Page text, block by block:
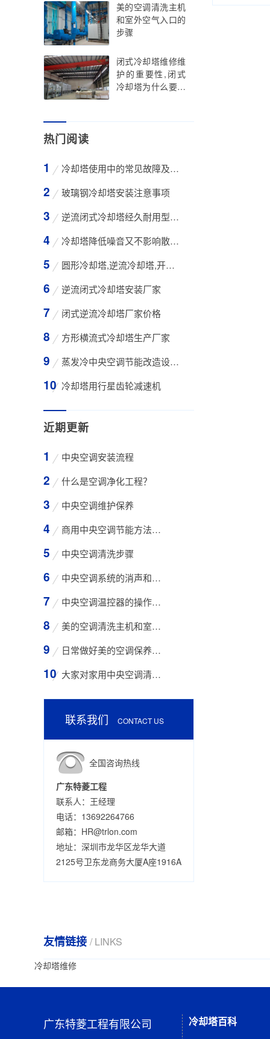
美的空调清洗主机
和室外空气入口的
步骤
闭式冷却塔维修维
护的重要性,闭式
冷却塔为什么要维
热门阅读
冷却塔使用中的常见故障及维修方法
玻璃钢冷却塔安装注意事项
逆流闭式冷却塔经久耐用型工业凉水塔
冷却塔降低噪音又不影响散热效率的方法
圆形冷却塔,逆流冷却塔,开式冷却塔,200吨冷却
逆流闭式冷却塔安装厂家
闭式逆流冷却塔厂家价格
方形横流式冷却塔生产厂家
蒸发冷中央空调节能改造设备WK-30TA 4*3HP
冷却塔用行星齿轮减速机
近期更新
中央空调安装流程
什么是空调净化工程？
中央空调维护保养
商用中央空调节能方法与技巧
中央空调清洗步骤
中央空调系统的消声和减振措施
中央空调温控器的操作方法
美的空调清洗主机和室外空气入口的步骤
日常做好美的空调保养工作有哪些好处？
大家对家用中央空调清洗存在哪些误区？
联系我们 CONTACT US
全国咨询热线
广东特菱工程
联系人：王经理
电话：13692264766
邮箱：HR@trlon.com
地址：深圳市龙华区龙华大道
2125号卫东龙商务大厦A座1916A
友情链接 / LINKS
冷却塔维修
广东特菱工程有限公司 冷却塔百科